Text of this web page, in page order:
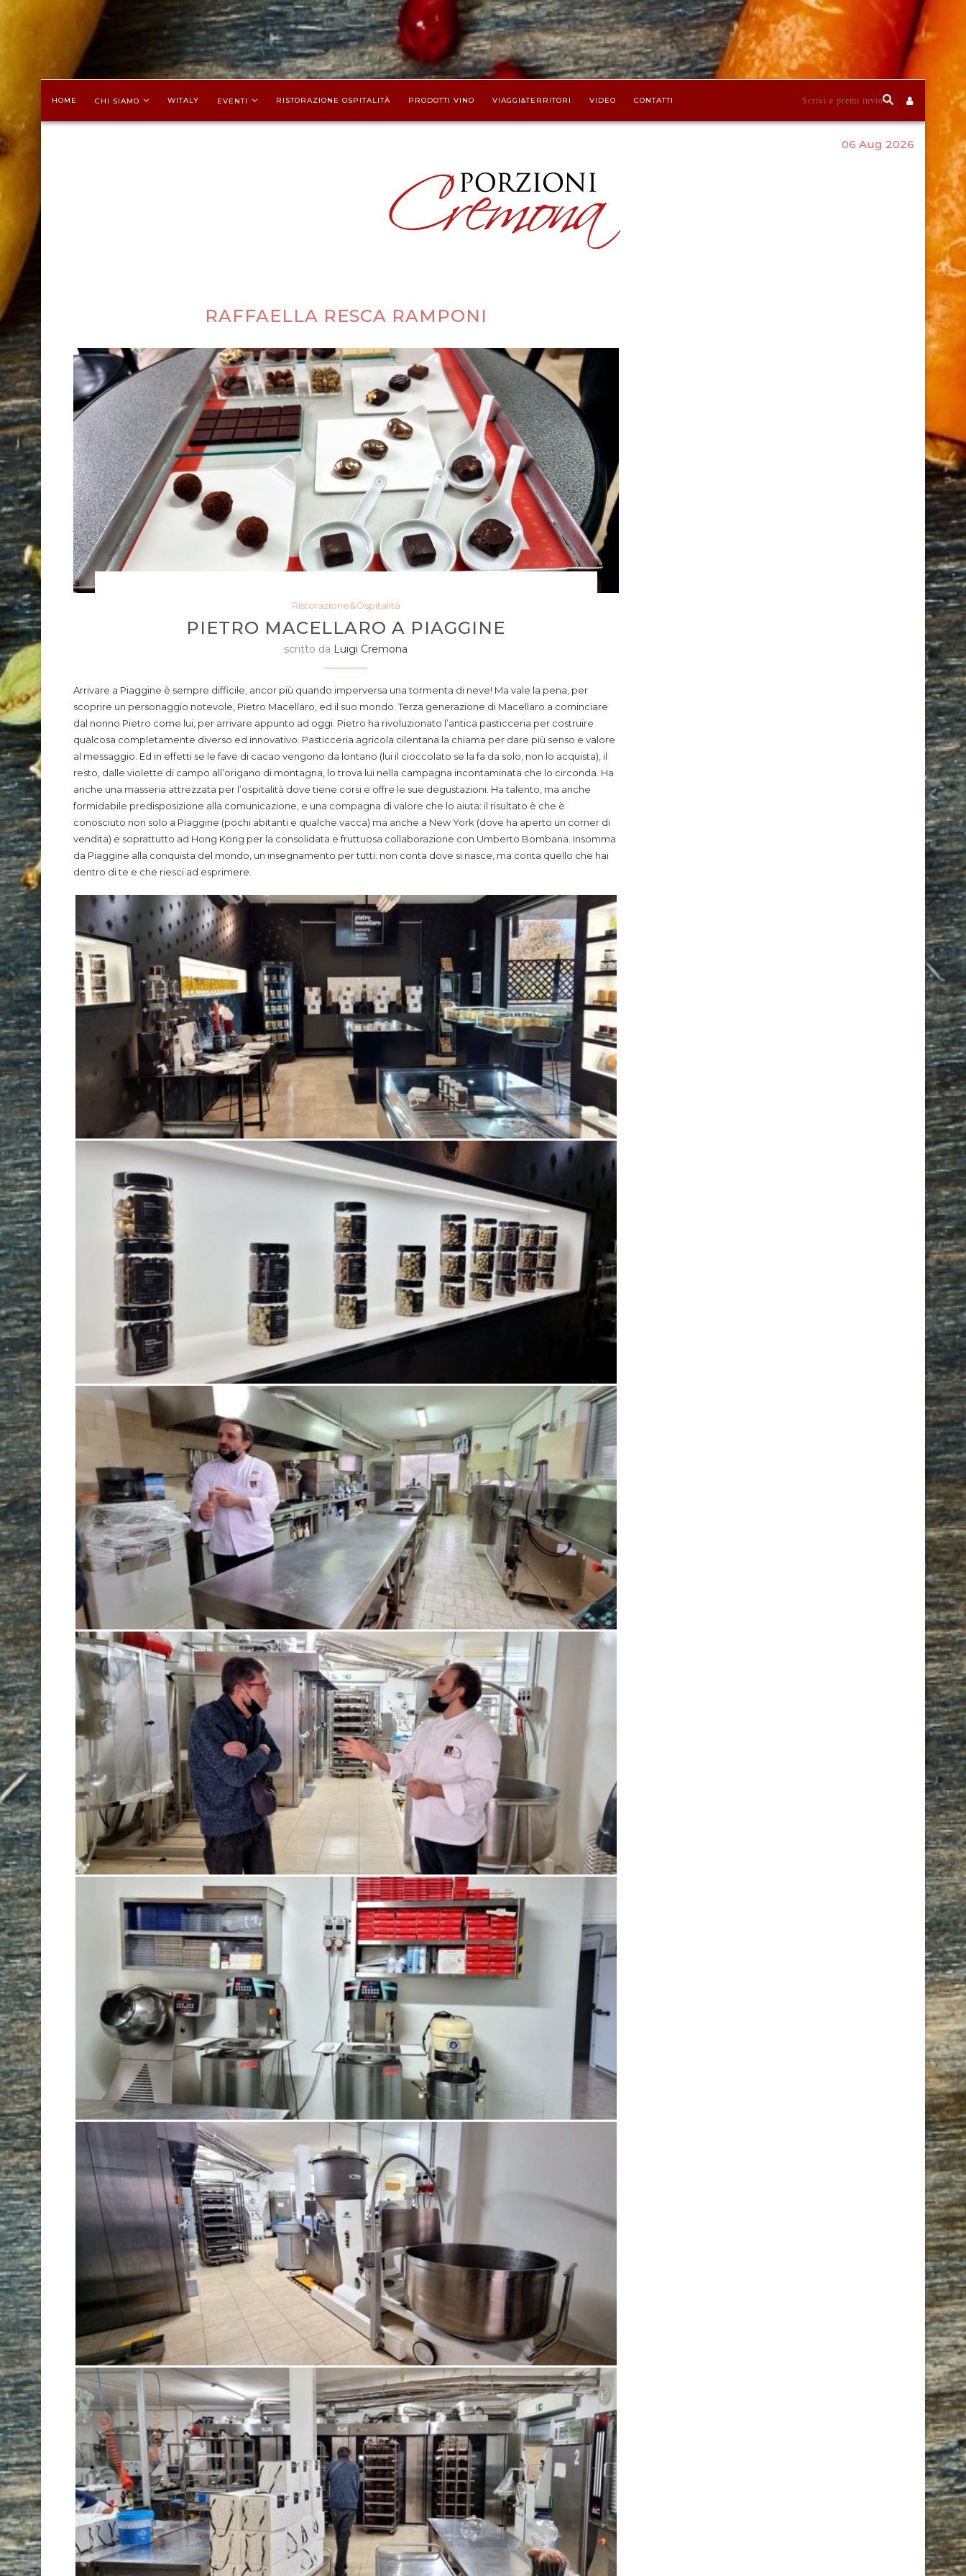
HOME CHI SIAMO WITALY EVENTI RISTORAZIONE OSPITALITÀ PRODOTTI VINO VIAGGI&TERRITORI VIDEO CONTATTI
06 Aug 2026
RAFFAELLA RESCA RAMPONI
Ristorazione&Ospitalità
PIETRO MACELLARO A PIAGGINE
scritto da Luigi Cremona
Arrivare a Piaggine è sempre difficile, ancor più quando imperversa una tormenta di neve! Ma vale la pena, per
scoprire un personaggio notevole, Pietro Macellaro, ed il suo mondo. Terza generazione di Macellaro a cominciare
dal nonno Pietro come lui, per arrivare appunto ad oggi. Pietro ha rivoluzionato l’antica pasticceria per costruire
qualcosa completamente diverso ed innovativo. Pasticceria agricola cilentana la chiama per dare più senso e valore
al messaggio. Ed in effetti se le fave di cacao vengono da lontano (lui il cioccolato se la fa da solo, non lo acquista), il
resto, dalle violette di campo all’origano di montagna, lo trova lui nella campagna incontaminata che lo circonda. Ha
anche una masseria attrezzata per l’ospitalità dove tiene corsi e offre le sue degustazioni. Ha talento, ma anche
formidabile predisposizione alla comunicazione, e una compagna di valore che lo aiuta: il risultato è che è
conosciuto non solo a Piaggine (pochi abitanti e qualche vacca) ma anche a New York (dove ha aperto un corner di
vendita) e soprattutto ad Hong Kong per la consolidata e fruttuosa collaborazione con Umberto Bombana. Insomma
da Piaggine alla conquista del mondo, un insegnamento per tutti: non conta dove si nasce, ma conta quello che hai
dentro di te e che riesci ad esprimere.